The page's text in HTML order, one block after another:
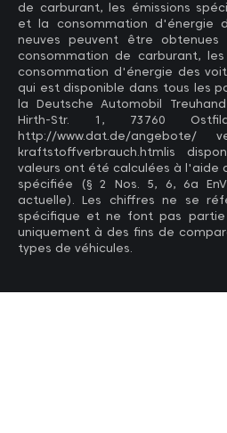
de carburant, les émissions
et la consommation d'énergie
neuves peuvent être
consommation de carburant,
consommation d'énergie des
qui est disponible dans tous les
la Deutsche Automobil
Hirth-Str. 1, 73760
http://www.dat.de/angebote/
kraftstoffverbrauch.htmlis
valeurs ont été calculées à l'aide
spécifiée (§ 2 Nos. 5, 6, 6a
actuelle). Les chiffres ne se
spécifique et ne font pas
uniquement à des fins de
types de véhicules.